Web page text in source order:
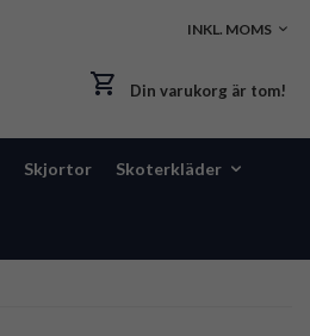
Din varukorg är tom!
Skjortor Skoterkläder